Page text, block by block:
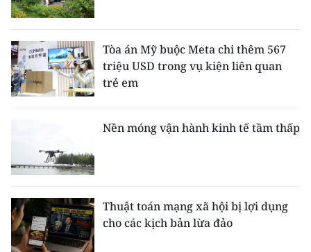
Tòa án Mỹ buộc Meta chi thêm 567
triệu USD trong vụ kiện liên quan
trẻ em
Nền móng vận hành kinh tế tầm thấp
Thuật toán mạng xã hội bị lợi dụng
cho các kịch bản lừa đảo